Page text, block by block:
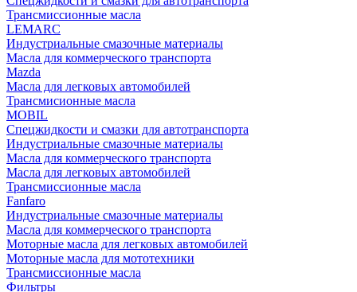
Трансмиссионные масла
LEMARC
Индустриальные смазочные материалы
Масла для коммерческого транспорта
Mazda
Масла для легковых автомобилей
Трансмисионные масла
MOBIL
Cпецжидкости и смазки для автотранспорта
Индустриальные смазочные материалы
Масла для коммерческого транспорта
Масла для легковых автомобилей
Трансмиссионные масла
Fanfaro
Индустриальные смазочные материалы
Масла для коммерческого транспорта
Моторные масла для легковых автомобилей
Моторные масла для мототехники
Трансмиссионные масла
Фильтры